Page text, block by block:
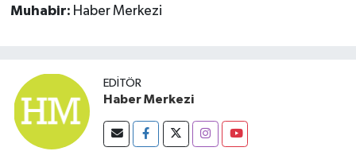
Muhabir: Haber Merkezi
EDITÖR
Haber Merkezi
SÜRMANŞET
Susurluk